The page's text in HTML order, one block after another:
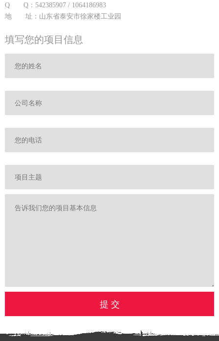
Q Q：542385907 / 1064186983
地 址：山东省泰安市徐家楼工业园
填写您的项目信息